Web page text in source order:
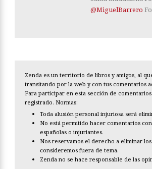
@MiguelBarrero
Zenda es un territorio de libros y amigos, al
transitando por la web y con tus comentarios
Para participar en esta sección de
registrado. Normas:
Toda alusión personal injuriosa será
No está permitido hacer comentarios
españolas o injuriantes.
Nos reservamos el derecho a eliminar
consideremos fuera de tema.
Zenda no se hace responsable de las